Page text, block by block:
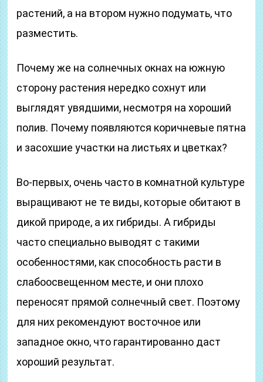
растений, а на втором нужно подумать, что
разместить.
Почему же на солнечных окнах на южную
сторону растения нередко сохнут или
выглядят увядшими, несмотря на хороший
полив. Почему появляются коричневые пятна
и засохшие участки на листьях и цветках?
Во-первых, очень часто в комнатной культуре
выращивают не те виды, которые обитают в
дикой природе, а их гибриды. А гибриды
часто специально выводят с такими
особенностями, как способность расти в
слабоосвещенном месте, и они плохо
переносят прямой солнечный свет. Поэтому
для них рекомендуют восточное или
западное окно, что гарантированно даст
хороший результат.